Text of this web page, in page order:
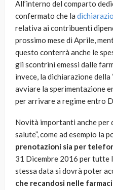
All’interno del comparto
confermato che la
relativa ai contribuenti
prossimo mese di Aprile,
questo conterrà anche le
gli scontrini emessi dalle
invece, la dichiarazione della
avviare la sperimentazione
per arrivare a regime entro
Novità importanti anche per
salute”, come ad esempio la
prenotazioni sia per
31 Dicembre 2016 per tutte
stessa data si dovrà poter
che recandosi nelle